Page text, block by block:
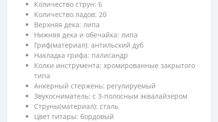
Количество струн: 6
Количество ладов: 20
Верхняя дека: липа
Нижняя дека и обечайка: липа
Гриф(материал): антильский дуб
Накладка грифа: палисандр
Колки инструмента: хромированные закрытого
типа
Анкерный стержень: регулируемый
Звукосниматель: с 3-полосным эквалайзером
Струны(материал): сталь
Цвет гитары: бордовый